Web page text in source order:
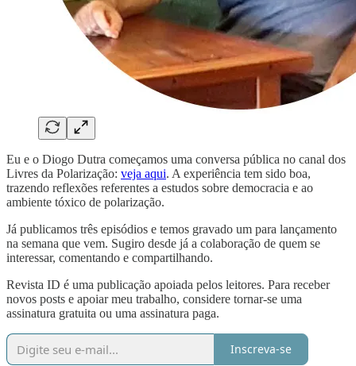
Eu e o Diogo Dutra começamos uma conversa pública no canal dos
Livres da Polarização: veja aqui. A experiência tem sido boa,
trazendo reflexões referentes a estudos sobre democracia e ao
ambiente tóxico de polarização.
Já publicamos três episódios e temos gravado um para lançamento
na semana que vem. Sugiro desde já a colaboração de quem se
interessar, comentando e compartilhando.
Revista ID é uma publicação apoiada pelos leitores. Para receber
novos posts e apoiar meu trabalho, considere tornar-se uma
assinatura gratuita ou uma assinatura paga.
Inscreva-se